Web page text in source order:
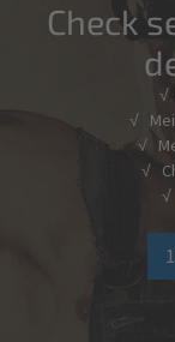
Check
√
√
√
√
√